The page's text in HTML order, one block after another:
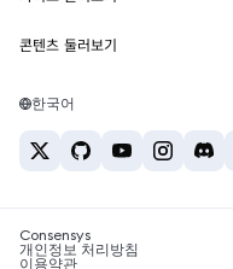
웹3 서비스
보안
고객 지원
채용
테더 가격
ETH를 USD로 환전
USDT를 INR로 환전
BTC를 INR로 환전
ETH를 USDT로 환전
ETH 매수
USDT 매수
SHIB 매수
콘텐츠 둘러보기
솔라나 지갑
암호화폐 세금 뉴스
한국어
Consensys
개인정보 처리방침
이용약관